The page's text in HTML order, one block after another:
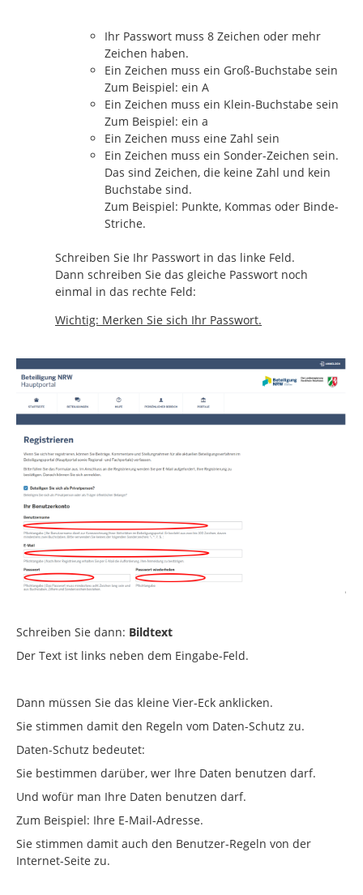
Ihr Passwort muss 8 Zeichen oder mehr
Zeichen haben.
Ein Zeichen muss ein Groß-Buchstabe sein
Zum Beispiel: ein A
Ein Zeichen muss ein Klein-Buchstabe sein
Zum Beispiel: ein a
Ein Zeichen muss eine Zahl sein
Ein Zeichen muss ein Sonder-Zeichen sein.
Das sind Zeichen, die keine Zahl und kein
Buchstabe sind.
Zum Beispiel: Punkte, Kommas oder Binde-
Striche.
Schreiben Sie Ihr Passwort in das linke Feld.
Dann schreiben Sie das gleiche Passwort noch
einmal in das rechte Feld:
Wichtig: Merken Sie sich Ihr Passwort.
Schreiben Sie dann: Bildtext
Der Text ist links neben dem Eingabe-Feld.
Dann müssen Sie das kleine Vier-Eck anklicken.
Sie stimmen damit den Regeln vom Daten-Schutz zu.
Daten-Schutz bedeutet:
Sie bestimmen darüber, wer Ihre Daten benutzen darf.
Und wofür man Ihre Daten benutzen darf.
Zum Beispiel: Ihre E-Mail-Adresse.
Sie stimmen damit auch den Benutzer-Regeln von der
Internet-Seite zu.